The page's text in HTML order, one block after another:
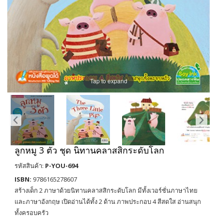
Tap to expand
ลูกหมู 3 ตัว ชุด นิทานคลาสสิกระดับโลก
รหัสสินค้า: P-YOU-694
ISBN: 9786165278607
สร้างเด็ก 2 ภาษาด้วยนิทานคลาสสิกระดับโลก มีทั้งเวอร์ชั่นภาษาไทย
และภาษาอังกฤษ เปิดอ่านได้ทั้ง 2 ด้าน ภาพประกอบ 4 สีสดใส อ่านสนุก
ทั้งครอบครัว